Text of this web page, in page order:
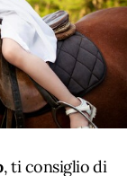
, ti consiglio di